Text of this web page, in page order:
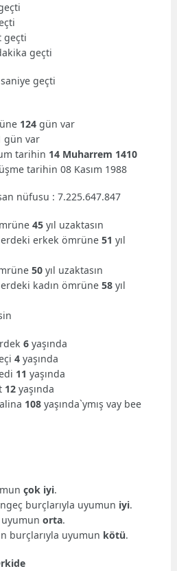
geçti
geçti
saniye geçti
124 gün var
gün var
tarihin 14 Muharrem 1410
tarihin 08 Kasım 1988
nüfusu : 7.225.647.847
45 yıl uzaktasın
erkek ömrüne51 yıl
50 yıl uzaktasın
kadın ömrüne58 yıl
6 yaşında
4 yaşında
11 yaşında
12 yaşında
108 yaşında`ymış vay bee
çok iyi.
burçlarıyla uyumun iyi.
uyumunorta.
burçlarıyla uyumun kötü.